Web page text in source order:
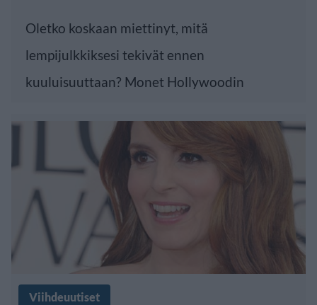
Oletko koskaan miettinyt, mitä
lempijulkkiksesi tekivät ennen
kuuluisuuttaan? Monet Hollywoodin
Viihdeuutiset